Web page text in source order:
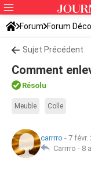
Forum Forum Déco
Sujet Précédent
Comment
Résolu
Meuble Colle
carrrro - 7 févr.
Carrrro - 8